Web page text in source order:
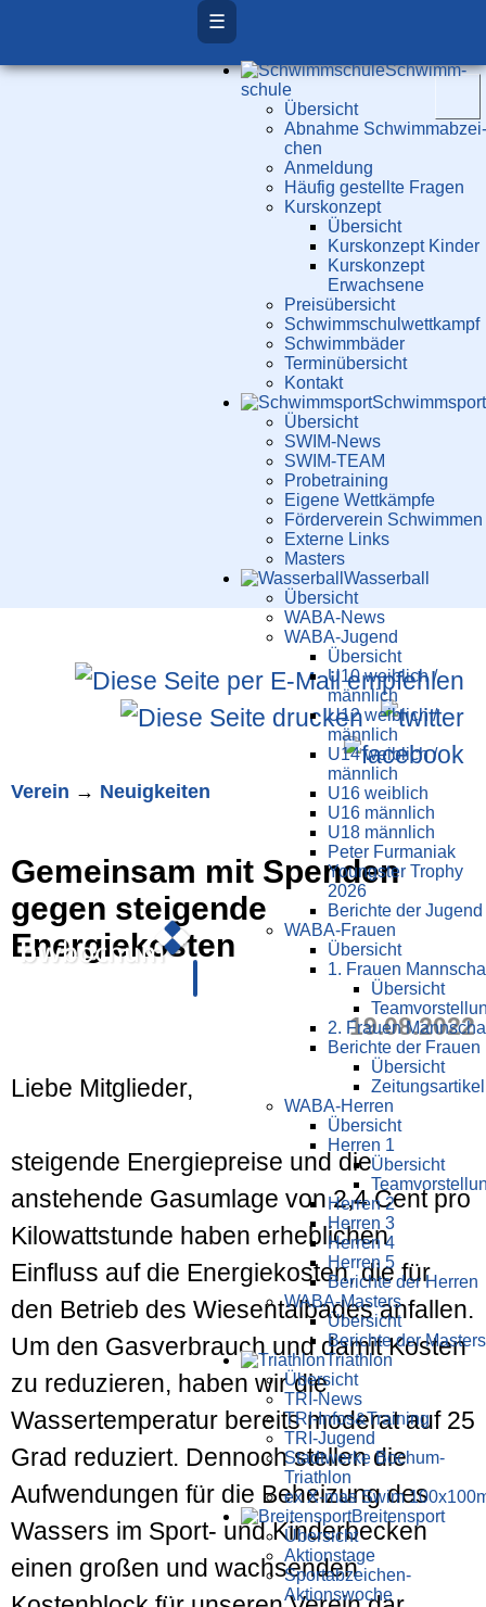
☰
Schwimm­
schule
Übersicht
Ab­nah­me Schwimm­ab­zei­
chen
Anmeldung
Häufig gestellte Fragen
Kurs­konzept
Übersicht
Kurskonzept Kinder
Kurskonzept
Erwachsene
Preis­über­sicht
Schwimm­schul­wett­kampf
Schwimm­bäder
Terminübersicht
Kontakt
Schwimm­sport
Übersicht
SWIM-News
SWIM-TEAM
Probe­training
Eigene Wettkämpfe
Förderverein Schwimmen
Externe Links
Masters
Wasser­ball
Übersicht
WABA-News
WABA-Jugend
Übersicht
U10 weiblich /
männlich
U12 weiblich /
männlich
U14 weiblich /
männlich
U16 weiblich
U16 männlich
U18 männlich
Peter Furmaniak
Youngster Trophy
2026
Berichte der Jugend
WABA-Frauen
Übersicht
1. Frauen
Übersicht
2. Frauen
Berichte der Frauen
Übersicht
Zeitungsartikel
WABA-Herren
Übersicht
Herren 1
Übersicht
Herren 2
Herren 3
Herren 4
Herren 5
Berichte der Herren
WABA-Masters
Übersicht
Berichte der Masters
Triathlon
Übersicht
TRI-News
TRI-Infos&Training
TRI-Jugend
Stadtwerke Bochum-
Triathlon
ex X-mas Swim
Breiten­sport
Übersicht
Aktionstage
Sportabzeichen-
Aktionswoche
Verein → Neuigkeiten
Gemeinsam mit Spenden
gegen steigende
Energiekosten
19.08.2022
Liebe Mitglieder,
steigende Energiepreise und die
anstehende Gasumlage von 2,4 Cent pro
Kilowattstunde haben erheblichen
Einfluss auf die Energiekosten, die für
den Betrieb des Wiesentalbades anfallen.
Um den Gasverbrauch und damit Kosten
zu reduzieren, haben wir die
Wassertemperatur bereits moderat auf 25
Grad reduziert. Dennoch stellen die
Aufwendungen für die Beheizung des
Wassers im Sport- und Kinderbecken
einen großen und wachsenden